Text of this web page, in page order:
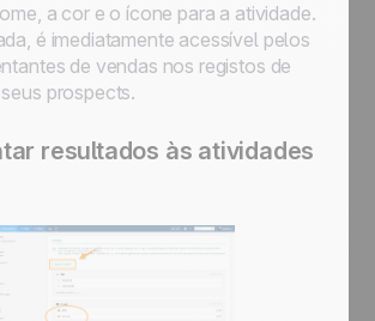
a cor e o ícone para a atividade.
é imediatamente acessível pelos
de vendas nos registos de
prospects.
resultados às atividades